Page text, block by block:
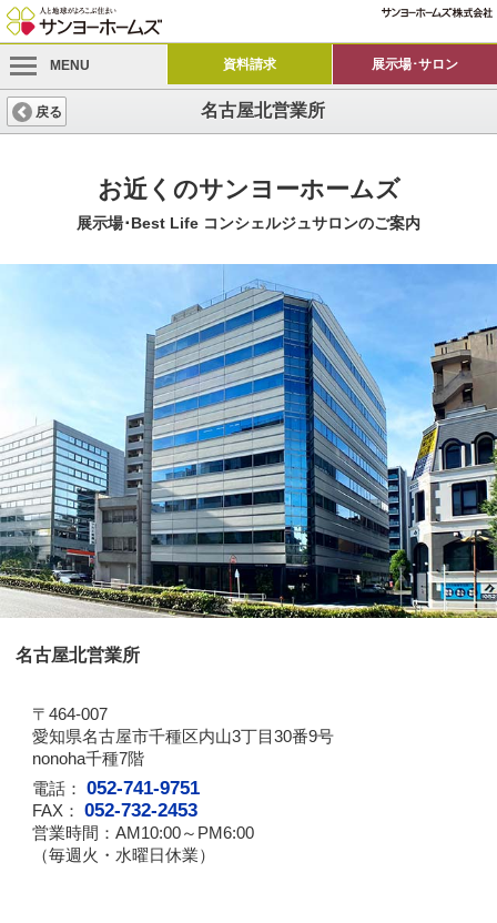
展示場･サロン
資料請求
MENU
戻る 名古屋北営業所
お近くのサンヨーホームズ
展示場･Best Life コンシェルジュサロンのご案内
名古屋北営業所
〒464-007
愛知県名古屋市千種区内山3丁目30番9号
nonoha千種7階
電話：052-741-9751
FAX：052-732-2453
営業時間：AM10:00～PM6:00
（毎週火・水曜日休業）